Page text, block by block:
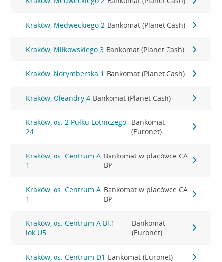
Kraków, Medweckiego 2 Bankomat (Planet Cash)
Kraków, Miłkowskiego 3 Bankomat (Planet Cash)
Kraków, Norymberska 1 Bankomat (Planet Cash)
Kraków, Oleandry 4 Bankomat (Planet Cash)
Kraków, os. 2 Pułku Lotniczego
24
Bankomat
(Euronet)
Kraków, os. Centrum A
1
Bankomat w placówce CA
BP
Kraków, os. Centrum A
1
Bankomat w placówce CA
BP
Kraków, os. Centrum A Bl.1
lok.U5
Bankomat
(Euronet)
Kraków, os. Centrum D1 Bankomat (Euronet)